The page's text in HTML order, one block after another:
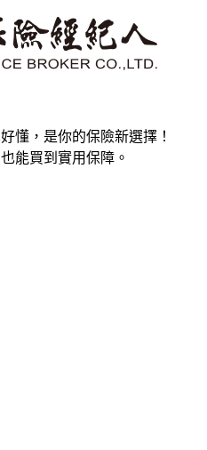
懂，是你的保險新選擇！
能買到實用保障。